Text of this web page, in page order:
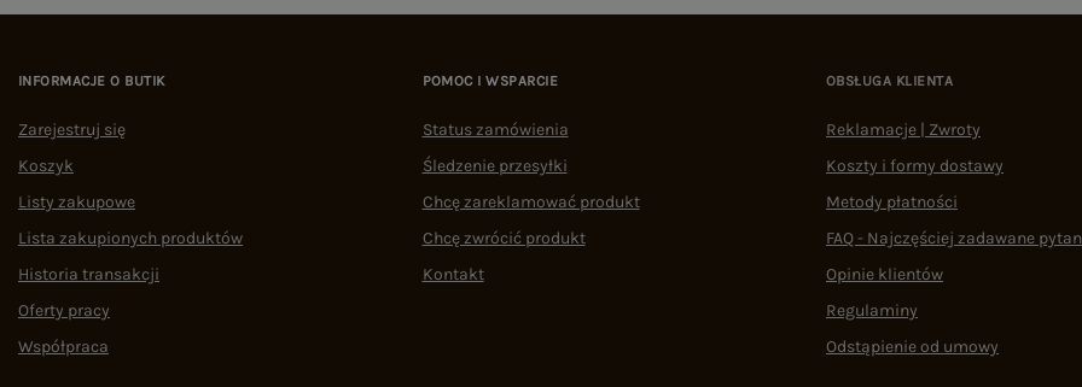
INFORMACJE O BUTIK
Zarejestruj się
Koszyk
Listy zakupowe
Lista zakupionych produktów
Historia transakcji
Oferty pracy
Współpraca
POMOC I WSPARCIE
Status zamówienia
Śledzenie przesyłki
Chcę zareklamować produkt
Chcę zwrócić produkt
Kontakt
OBSŁUGA KLIENTA
Reklamacje | Zwroty
Koszty i formy dostawy
Metody płatności
FAQ - Najczęściej zadawane
Opinie klientów
Regulaminy
Odstąpienie od umowy